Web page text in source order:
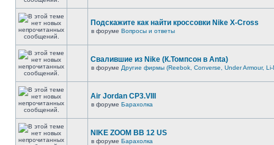
Подскажите как найти кроссовки Nike X-Cross
в форуме Вопросы и ответы
Свалившие из Nike (К.Томпсон в Anta)
в форуме Другие фирмы (Reebok, Converse, Under Armour, Li-
Air Jordan CP3.VIII
в форуме Барахолка
NIKE ZOOM BB 12 US
в форуме Барахолка